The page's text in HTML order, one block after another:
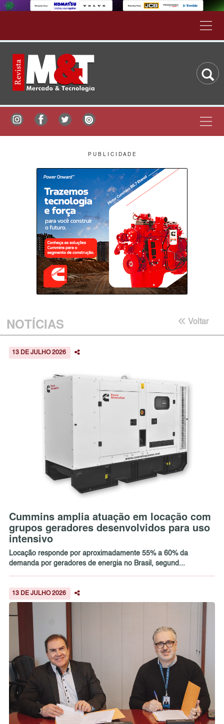
P U B L I C I D A D E
NOTÍCIAS Voltar
13 DE JULHO 2026
Cummins amplia atuação em locação com
grupos geradores desenvolvidos para uso
intensivo
Locação responde por aproximadamente 55% a 60% da
demanda por geradores de energia no Brasil, segund...
13 DE JULHO 2026